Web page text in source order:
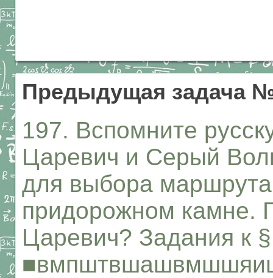
Предыдущая задача
197. Вспомните
Царевич и Серый
для выбора
придорожном камне.
Царевич? Задания к